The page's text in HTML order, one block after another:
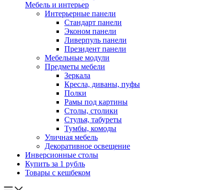
Мебель и интерьер
Интерьерные панели
Стандарт панели
Эконом панели
Ливерпуль панели
Президент панели
Мебельные модули
Предметы мебели
Зеркала
Кресла, диваны, пуфы
Полки
Рамы под картины
Столы, столики
Стулья, табуреты
Тумбы, комоды
Уличная мебель
Декоративное освещение
Инверсионные столы
Купить за 1 рубль
Товары с кешбеком